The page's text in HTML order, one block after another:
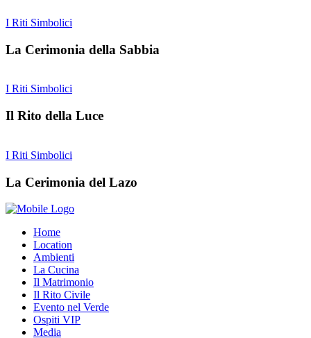
I Riti Simbolici
La Cerimonia della Sabbia
I Riti Simbolici
Il Rito della Luce
I Riti Simbolici
La Cerimonia del Lazo
Home
Location
Ambienti
La Cucina
Il Matrimonio
Il Rito Civile
Evento nel Verde
Ospiti VIP
Media